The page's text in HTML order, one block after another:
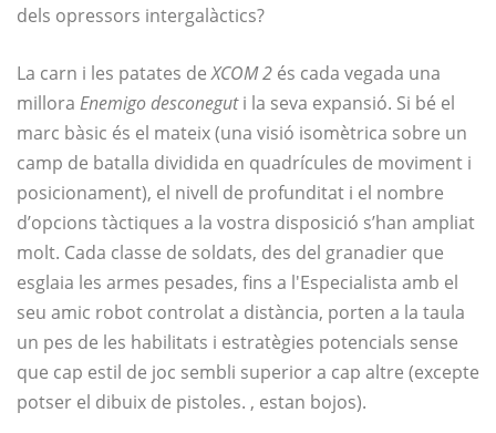
dels opressors intergalàctics?
La carn i les patates deXCOM 2 és cada vegada una
millora Enemigo desconeguti la seva expansió. Si bé el
marc bàsic és el mateix (una visió isomètrica sobre un
camp de batalla dividida en quadrícules de moviment i
posicionament), el nivell de profunditat i el nombre
d’opcions tàctiques a la vostra disposició s’han ampliat
molt. Cada classe de soldats, des del granadier que
esglaia les armes pesades, fins a l'Especialista amb el
seu amic robot controlat a distància, porten a la taula
un pes de les habilitats i estratègies potencials sense
que cap estil de joc sembli superior a cap altre (excepte
potser el dibuix de pistoles. , estan bojos).